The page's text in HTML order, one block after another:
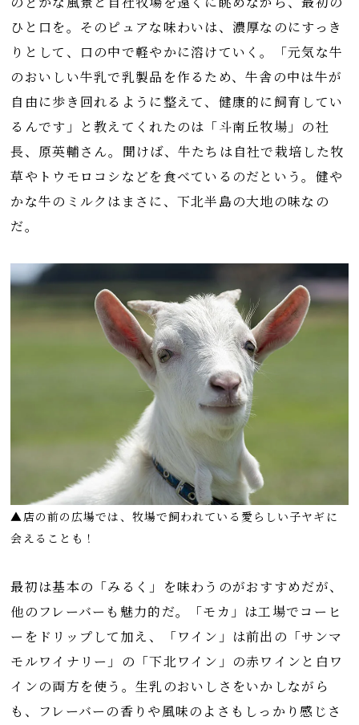
ひと口を。そのピュアな味わいは、濃厚なのにすっき
りとして、口の中で軽やかに溶けていく。「元気な牛
のおいしい牛乳で乳製品を作るため、牛舎の中は牛が
自由に歩き回れるように整えて、健康的に飼育してい
るんです」と教えてくれたのは「斗南丘牧場」の社
長、原英輔さん。聞けば、牛たちは自社で栽培した牧
草やトウモロコシなどを食べているのだという。健や
かな牛のミルクはまさに、下北半島の大地の味なの
だ。
▲店の前の広場では、牧場で飼われている愛らしい子ヤギに
会えることも！
最初は基本の「みるく」を味わうのがおすすめだが、
他のフレーバーも魅力的だ。「モカ」は工場でコーヒ
ーをドリップして加え、「ワイン」は前出の「サンマ
モルワイナリー」の「下北ワイン」の赤ワインと白ワ
インの両方を使う。生乳のおいしさをいかしながら
も、フレーバーの香りや風味のよさもしっかり感じさ